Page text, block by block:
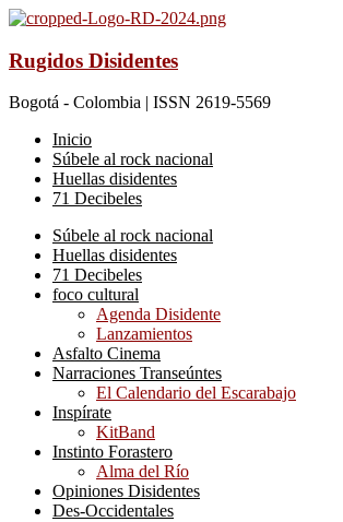
Rugidos Disidentes
Bogotá - Colombia | ISSN 2619-5569
Inicio
Súbele al rock nacional
Huellas disidentes
71 Decibeles
Súbele al rock nacional
Huellas disidentes
71 Decibeles
foco cultural
Agenda Disidente
Lanzamientos
Asfalto Cinema
Narraciones Transeúntes
El Calendario del Escarabajo
Inspírate
KitBand
Instinto Forastero
Alma del Río
Opiniones Disidentes
Des-Occidentales